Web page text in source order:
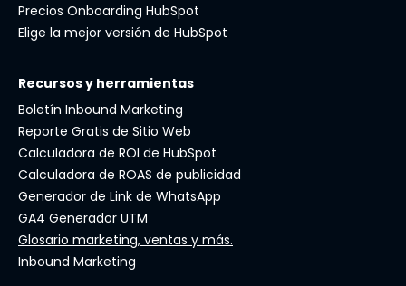
Precios Onboarding HubSpot
Elige la mejor versión de HubSpot
Recursos y herramientas
Boletín Inbound Marketing
Reporte Gratis de Sitio Web
Calculadora de ROI de HubSpot
Calculadora de ROAS de publicidad
Generador de Link de WhatsApp
GA4 Generador UTM
Glosario marketing, ventas y más.
Inbound Marketing